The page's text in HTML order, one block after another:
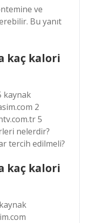
ve
Bu yanıt
kaç kalori
kaynak
2
5
nelerdir?
tercih edilmeli?
kaç kalori